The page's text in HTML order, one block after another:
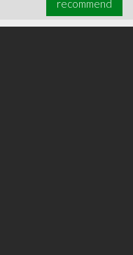
recommend